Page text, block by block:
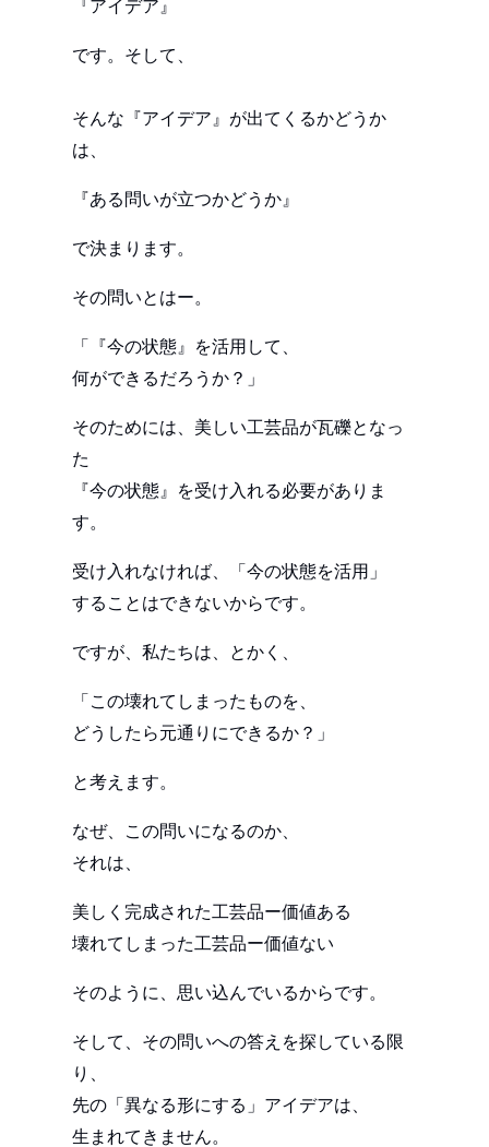
『アイデア』
です。そして、
そんな『アイデア』が出てくるかどうか
は、
『ある問いが立つかどうか』
で決まります。
その問いとはー。
「『今の状態』を活用して、
何ができるだろうか？」
そのためには、美しい工芸品が瓦礫となっ
た
『今の状態』を受け入れる必要がありま
す。
受け入れなければ、「今の状態を活用」
することはできないからです。
ですが、私たちは、とかく、
「この壊れてしまったものを、
どうしたら元通りにできるか？」
と考えます。
なぜ、この問いになるのか、
それは、
美しく完成された工芸品ー価値ある
壊れてしまった工芸品ー価値ない
そのように、思い込んでいるからです。
そして、その問いへの答えを探している限
り、
先の「異なる形にする」アイデアは、
生まれてきません。